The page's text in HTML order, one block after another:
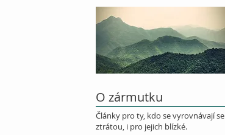
O zármutku
Články pro ty, kdo se vyrovnávají se
ztrátou, i pro jejich blízké.